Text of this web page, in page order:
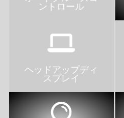
ントロール
ヘッドアップディ
スプレイ